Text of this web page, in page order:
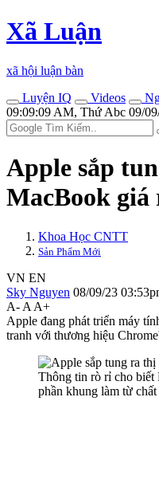
Xã Luận
xã hội luận bàn
Luyện IQ
Videos
09:09:09 AM, Thứ Abc 09/
Apple sắp
MacBook giá
Khoa Học CNTT
Sản Phẩm Mới
VN EN
Sky Nguyen 08/09/23
A- A A+
Apple đang phát triển máy
tranh với thương hiệu
Thông tin rò rỉ cho biết
phần khung làm từ